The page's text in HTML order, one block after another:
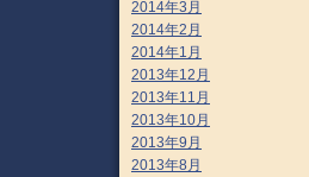
2014年3月
2014年2月
2014年1月
2013年12月
2013年11月
2013年10月
2013年9月
2013年8月